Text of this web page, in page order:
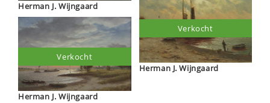
Herman J. Wijngaard
Herman J. Wijngaard
Verkocht
Herman J. Wijngaard
Verkocht